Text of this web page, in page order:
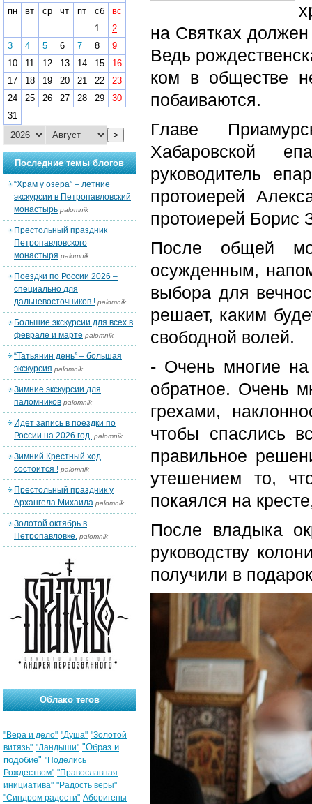
на Святках должен
Ведь
ком в обществе
побаиваются.
Главе
Хабаровской
руководитель
протоиерей
протоиерей Борис
После общей
осужденным,
выбора для
решает, каким
свободной волей.
- Очень многие
обратное. Очень
грехами,
чтобы спаслись
правильное
утешением то,
покаялся на
После владыка
руководству
получили в
пн
вт ср чт пт сб
вс
1
2
3
4 5 6 7 8
9
10
11 12 13 14 15
16
17
18 19 20 21 22
23
24
25 26 27 28 29
30
31
>
Последние темы блогов
“Храм у озера” – летние
экскурсии в Петропавловский
монастырь palomnik
Престольный праздник
Петропавловского
монастыря palomnik
Поездки по России 2026 –
специально для
дальневосточников ! palomnik
Большие экскурсии для всех в
феврале и марте palomnik
“Татьянин день” – большая
экскурсия palomnik
Зимние экскурсии для
паломников palomnik
Идет запись в поездки по
России на 2026 год. palomnik
Зимний Крестный ход
состоится ! palomnik
Престольный праздник у
Архангела Михаила palomnik
Золотой октябрь в
Петропавловке. palomnik
Облако тегов
"Вера и дело" "Душа" "Золотой
витязь" "Ландыши" "Образ и
подобие" "Поделись
Рождеством" "Православная
инициатива" "Радость веры"
"Синдром радости" Аборигены